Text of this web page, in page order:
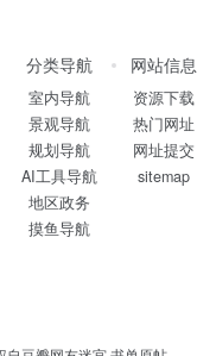
分类导航
室内导航
景观导航
规划导航
AI工具导航
地区政务
摸鱼导航
网站信息
资源下载
热门网址
网址提交
sitemap